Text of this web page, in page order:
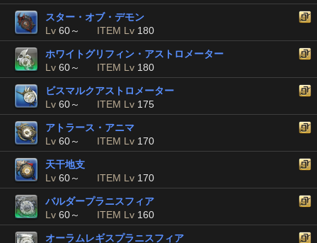
スター・オブ・デモン
Lv 60～ ITEM Lv 180
ホワイトグリフィン・アストロメーター
Lv 60～ ITEM Lv 180
ビスマルクアストロメーター
Lv 60～ ITEM Lv 175
アトラース・アニマ
Lv 60～ ITEM Lv 170
天干地支
Lv 60～ ITEM Lv 170
バルダープラニスフィア
Lv 60～ ITEM Lv 160
オーラムレギスプラニスフィア